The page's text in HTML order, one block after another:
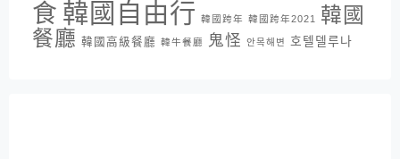
食 韓國自由行 韓國跨年 韓國跨年2021
韓國
餐廳 韓國高級餐廳 韓牛餐廳 鬼怪 안목해변 호텔델루나